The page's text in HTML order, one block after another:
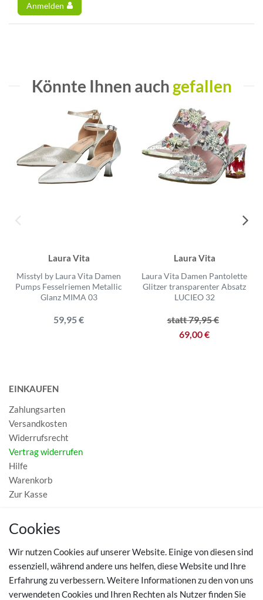
Anmelden
Könnte Ihnen auch gefallen
Laura Vita
Misstyl by Laura Vita Damen
Pumps Fesselriemen Metallic
Glanz MIMA 03
59,95 €
Laura Vita
Laura Vita Damen Pantolette
Glitzer transparenter Absatz
LUCIEO 32
statt 79,95 €
69,00 €
EINKAUFEN
Zahlungsarten
Versandkosten
Widerrufsrecht
Vertrag widerrufen
Hilfe
Warenkorb
Zur Kasse
MEIN KONTO
TOP SCHUHTHEMEN
Cookies
Wir nutzen Cookies auf unserer Website. Einige von diesen sind
essenziell, während andere uns helfen, diese Website und Ihre
Erfahrung zu verbessern. Weitere Informationen zu den von uns
verwendeten Cookies und Ihren Rechten als Nutzer finden Sie